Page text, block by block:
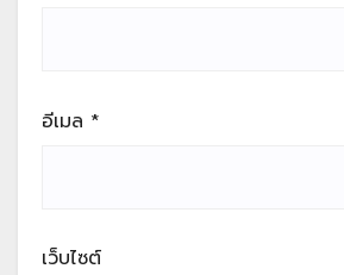
อีเมล *
เว็บไซต์